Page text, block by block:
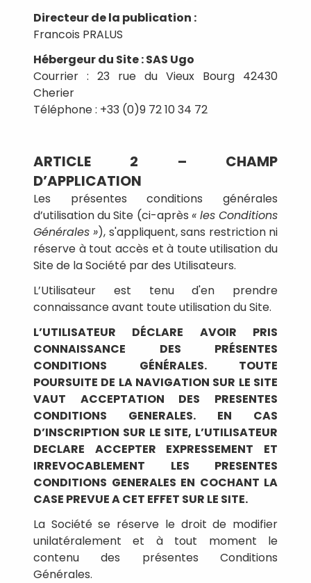
Directeur de la publication :
Francois PRALUS
Hébergeur du Site : SAS Ugo
Courrier : 23 rue du Vieux Bourg 42430
Cherier
Téléphone : +33 (0)9 72 10 34 72
ARTICLE 2 – CHAMP
D’APPLICATION
Les présentes conditions générales
d’utilisation du Site (ci-après « les Conditions
Générales »), s'appliquent, sans restriction ni
réserve à tout accès et à toute utilisation du
Site de la Société par des Utilisateurs.
L’Utilisateur est tenu d'en prendre
connaissance avant toute utilisation du Site.
L’UTILISATEUR DÉCLARE AVOIR PRIS
CONNAISSANCE DES PRÉSENTES
CONDITIONS GÉNÉRALES. TOUTE
POURSUITE DE LA NAVIGATION SUR LE SITE
VAUT ACCEPTATION DES PRESENTES
CONDITIONS GENERALES. EN CAS
D’INSCRIPTION SUR LE SITE, L’UTILISATEUR
DECLARE ACCEPTER EXPRESSEMENT ET
IRREVOCABLEMENT LES PRESENTES
CONDITIONS GENERALES EN COCHANT LA
CASE PREVUE A CET EFFET SUR LE SITE.
La Société se réserve le droit de modifier
unilatéralement et à tout moment le
contenu des présentes Conditions
Générales.